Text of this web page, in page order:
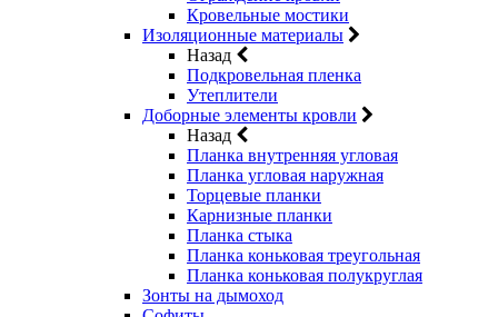
Кровельные мостики
Изоляционные материалы
Назад
Подкровельная пленка
Утеплители
Доборные элементы кровли
Назад
Планка внутренняя угловая
Планка угловая наружная
Торцевые планки
Карнизные планки
Планка стыка
Планка коньковая треугольная
Планка коньковая полукруглая
Зонты на дымоход